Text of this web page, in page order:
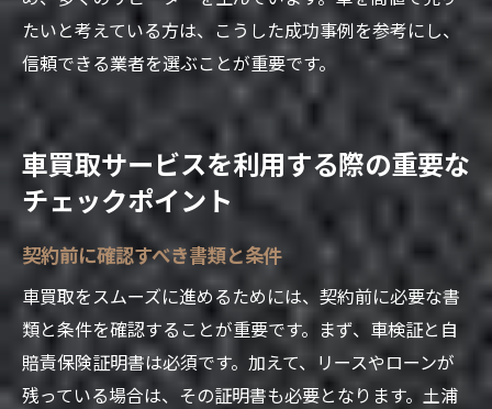
たいと考えている方は、こうした成功事例を参考にし、
信頼できる業者を選ぶことが重要です。
車買取サービスを利用する際の重要な
チェックポイント
契約前に確認すべき書類と条件
車買取をスムーズに進めるためには、契約前に必要な書
類と条件を確認することが重要です。まず、車検証と自
賠責保険証明書は必須です。加えて、リースやローンが
残っている場合は、その証明書も必要となります。土浦